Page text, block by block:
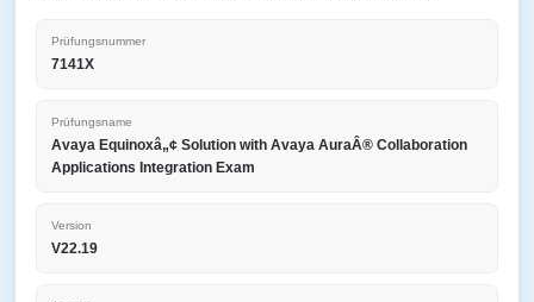
Prüfungsnummer
7141X
Prüfungsname
Avaya Equinoxâ„¢ Solution with Avaya AuraÂ® Collaboration
Applications Integration Exam
Version
V22.19